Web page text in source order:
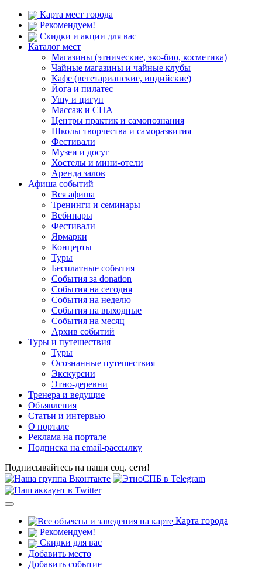
Карта мест города
Рекомендуем!
Скидки и акции для вас
Каталог мест
Магазины (этнические, эко-био, косметика)
Чайные магазины и чайные клубы
Кафе (вегетарианские, индийские)
Йога и пилатес
Ушу и цигун
Массаж и СПА
Центры практик и самопознания
Школы творчества и саморазвития
Фестивали
Музеи и досуг
Хостелы и мини-отели
Аренда залов
Афиша событий
Вся афиша
Тренинги и семинары
Вебинары
Фестивали
Ярмарки
Концерты
Туры
Бесплатные события
События за donation
События на сегодня
События на неделю
События на выходные
События на месяц
Архив событий
Туры и путешествия
Туры
Осознанные путешествия
Экскурсии
Этно-деревни
Тренера и ведущие
Объявления
Статьи и интервью
О портале
Реклама на портале
Подписка на email-рассылку
Подписывайтесь на наши соц. сети!
Карта города
Рекомендуем!
Скидки для вас
Добавить место
Добавить событие